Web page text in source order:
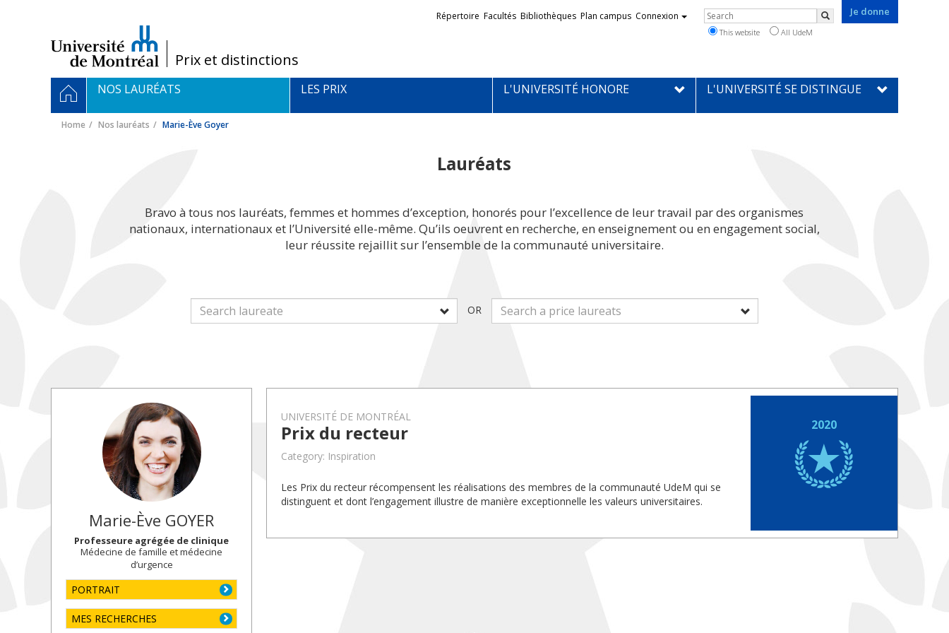
/Prix et distinctions
Je donne
Liens
externes
Répertoire Facultés Bibliothèques Plan campus Connexion Rechercher
Search
This website All UdeM
Navigation
principale
HOMENOS LAURÉATS LES PRIX L'UNIVERSITÉ HONORE L'UNIVERSITÉ SE DISTINGUE
Home Nos lauréats Marie-Ève Goyer
Lauréats
Bravo à tous nos lauréats, femmes et hommes d’exception, honorés pour l’excellence de leur travail par des organismes
nationaux, internationaux et l’Université elle-même. Qu’ils oeuvrent en recherche, en enseignement ou en engagement social,
leur réussite rejaillit sur l’ensemble de la communauté universitaire.
OR
Marie-Ève GOYER
Professeure agrégée de clinique
Médecine de famille et médecine
d’urgence
PORTRAIT
MES RECHERCHES
UNIVERSITÉ DE MONTRÉAL
Prix du recteur
Category: Inspiration
Les Prix du recteur récompensent les réalisations des membres de la communauté UdeM qui se
distinguent et dont l’engagement illustre de manière exceptionnelle les valeurs universitaires.
2020